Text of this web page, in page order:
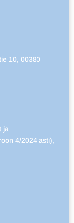
10, 00380
ja
4/2024 asti),